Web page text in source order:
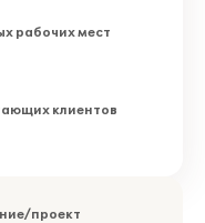
рабочих мест
клиентов
проект